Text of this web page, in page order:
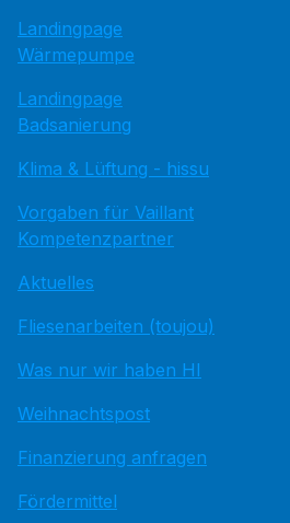
Landingpage
Wärmepumpe
Landingpage
Badsanierung
Klima & Lüftung - hissu
Vorgaben für Vaillant
Kompetenzpartner
Aktuelles
Fliesenarbeiten (toujou)
Was nur wir haben HI
Weihnachtspost
Finanzierung anfragen
Fördermittel